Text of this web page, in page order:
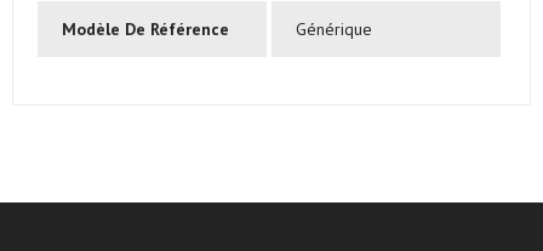
Modèle De Référence Générique